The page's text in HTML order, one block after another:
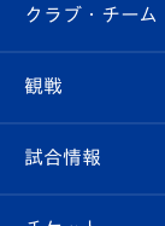
すべて
クラブ
試合情報
クラブ・チーム
クラブ概要
観戦
観戦ルール
試合情報